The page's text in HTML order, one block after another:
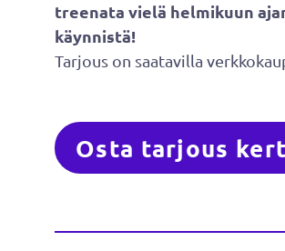
treenata vielä helmikuun
käynnistä!
​​​​​​​Tarjous on saatavilla
Osta tarjous